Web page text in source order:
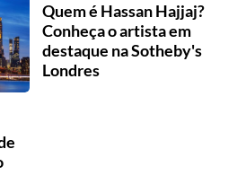
Quem é Hassan Hajjaj?
Conheça o artista em
destaque na Sotheby's
Londres